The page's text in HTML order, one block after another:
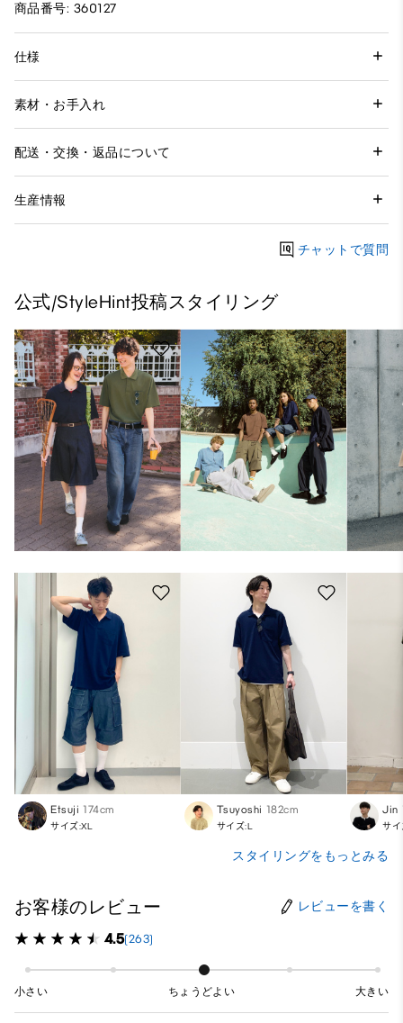
商品番号: 360127
仕様
素材・お手入れ
配送・交換・返品について
生産情報
チャットで質問
公式/StyleHint投稿スタイリング
Etsuji 174cm
サイズ:XL
Tsuyoshi 182cm
サイズ:L
Jin
サ
スタイリングをもっとみる
お客様のレビュー レビューを書く
4.5(263)
小さい ちょうどよい 大きい